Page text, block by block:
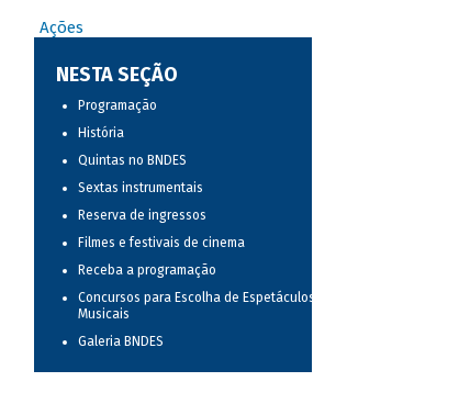
Ações
NESTA SEÇÃO
Programação
História
Quintas no BNDES
Sextas instrumentais
Reserva de ingressos
Filmes e festivais de cinema
Receba a programação
Concursos para Escolha de Espetáculos
Musicais
Galeria BNDES